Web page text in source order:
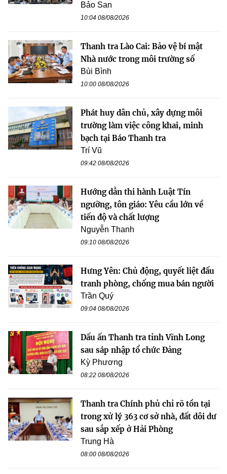
Bảo San
10:04 08/08/2026
Thanh tra Lào Cai: Bảo vệ bí mật
Nhà nước trong môi trường số
Bùi Bình
10:00 08/08/2026
Phát huy dân chủ, xây dựng môi
trường làm việc công khai, minh
bạch tại Báo Thanh tra
Trí Vũ
09:42 08/08/2026
Hướng dẫn thi hành Luật Tín
ngưỡng, tôn giáo: Yêu cầu lớn về
tiến độ và chất lượng
Nguyễn Thanh
09:10 08/08/2026
Hưng Yên: Chủ động, quyết liệt đấu
tranh phòng, chống mua bán người
Trần Quý
09:04 08/08/2026
Dấu ấn Thanh tra tỉnh Vĩnh Long
sau sáp nhập tổ chức Đảng
Kỳ Phương
08:22 08/08/2026
Thanh tra Chính phủ chỉ rõ tồn tại
trong xử lý 363 cơ sở nhà, đất dôi dư
sau sắp xếp ở Hải Phòng
Trung Hà
08:00 08/08/2026